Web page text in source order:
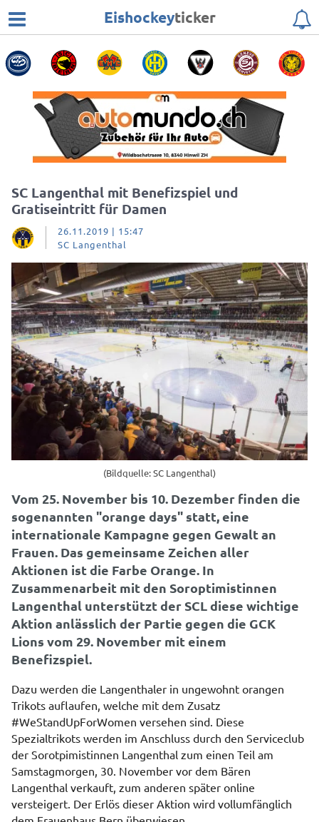
Eishockeyticker
SC Langenthal mit Benefizspiel und
Gratiseintritt für Damen
26.11.2019 | 15:47
SC Langenthal
(Bildquelle: SC Langenthal)
Vom 25. November bis 10. Dezember finden die
sogenannten "orange days" statt, eine
internationale Kampagne gegen Gewalt an
Frauen. Das gemeinsame Zeichen aller
Aktionen ist die Farbe Orange. In
Zusammenarbeit mit den Soroptimistinnen
Langenthal unterstützt der SCL diese wichtige
Aktion anlässlich der Partie gegen die GCK
Lions vom 29. November mit einem
Benefizspiel.
Dazu werden die Langenthaler in ungewohnt orangen
Trikots auflaufen, welche mit dem Zusatz
#WeStandUpForWomen versehen sind. Diese
Spezialtrikots werden im Anschluss durch den Serviceclub
der Sorotpimistinnen Langenthal zum einen Teil am
Samstagmorgen, 30. November vor dem Bären
Langenthal verkauft, zum anderen später online
versteigert. Der Erlös dieser Aktion wird vollumfänglich